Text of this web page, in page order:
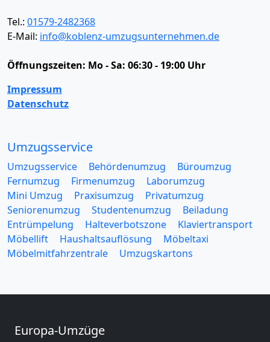
Tel.: 01579-2482368
E-Mail: info@koblenz-umzugsunternehmen.de
Öffnungszeiten: Mo - Sa: 06:30 - 19:00 Uhr
Impressum
Datenschutz
Umzugsservice
Umzugsservice Behördenumzug
Büroumzug
Fernumzug
Firmenumzug
Laborumzug
Mini Umzug
Praxisumzug
Privatumzug
Seniorenumzug
Studentenumzug
Beiladung
Entrümpelung
Halteverbotszone
Klaviertransport
Möbellift
Haushaltsauflösung
Möbeltaxi
Möbelmitfahrzentrale
Umzugskartons
Europa-Umzüge